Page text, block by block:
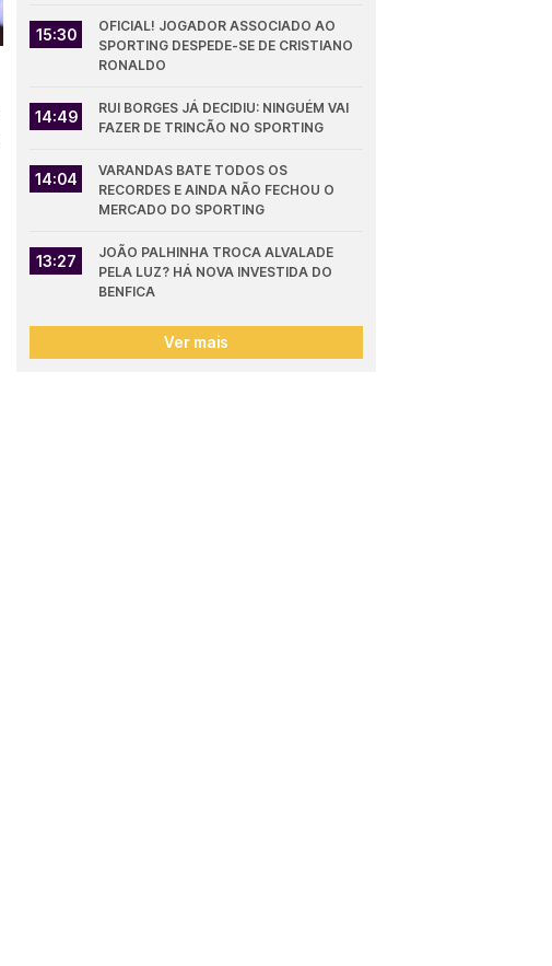
15:30
OFICIAL! JOGADOR ASSOCIADO AO
SPORTING DESPEDE-SE DE CRISTIANO
RONALDO
14:49
RUI BORGES JÁ DECIDIU: NINGUÉM VAI
FAZER DE TRINCÃO NO SPORTING
14:04
VARANDAS BATE TODOS OS
RECORDES E AINDA NÃO FECHOU O
MERCADO DO SPORTING
13:27
JOÃO PALHINHA TROCA ALVALADE
PELA LUZ? HÁ NOVA INVESTIDA DO
BENFICA
Ver mais